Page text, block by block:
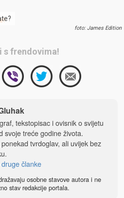
foto: James Edition
s frendovima!
tekstopisac i ovisnik o svijetu
svoje treće godine života.
tvrdoglav, ali uvijek bez
članke
osobne stavove autora i ne
stav redakcije portala.